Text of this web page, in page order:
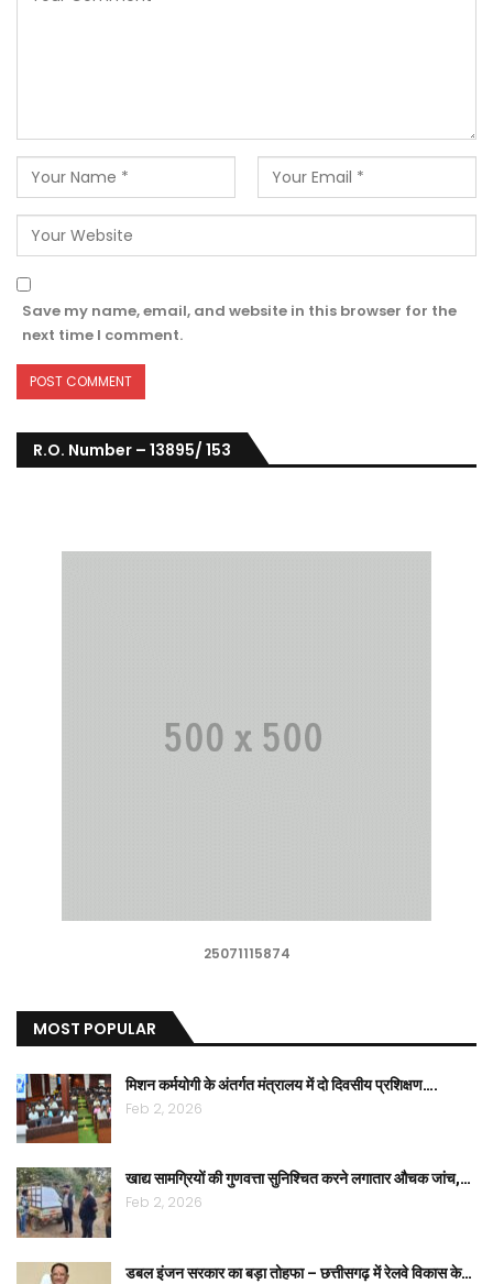
Save my name, email, and website in this browser for the
next time I comment.
R.O. Number – 13895/ 153
25071115874
MOST POPULAR
मिशन कर्मयोगी के अंतर्गत मंत्रालय में दो दिवसीय प्रशिक्षण….
Feb 2, 2026
खाद्य सामग्रियों की गुणवत्ता सुनिश्चित करने लगातार औचक जांच,…
Feb 2, 2026
डबल इंजन सरकार का बड़ा तोहफा – छत्तीसगढ़ में रेलवे विकास के…